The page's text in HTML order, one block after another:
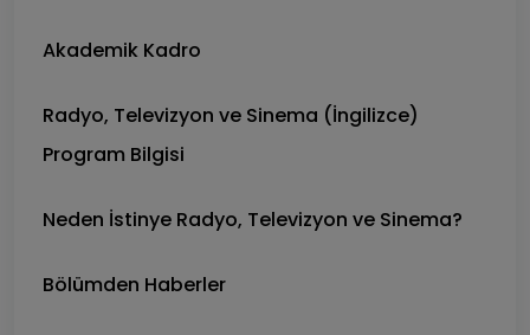
Akademik Kadro
Radyo, Televizyon ve Sinema (İngilizce)
Program Bilgisi
Neden İstinye Radyo, Televizyon ve Sinema?
Bölümden Haberler